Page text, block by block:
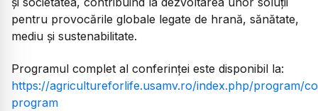
pentru provocările globale legate de hrană, sănătate,
mediu și sustenabilitate.
Programul complet al conferinței este disponibil la:
https://agricultureforlife.usamv.ro/index.php/program/
program